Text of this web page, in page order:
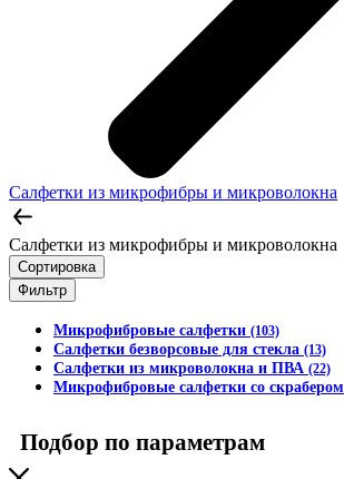
Салфетки из микрофибры и микроволокна
Салфетки из микрофибры и микроволокна
Сортировка
Фильтр
Микрофибровые салфетки (103)
Салфетки безворсовые для стекла (13)
Салфетки из микроволокна и ПВА (22)
Микрофибровые салфетки со скрабером
Подбор по параметрам